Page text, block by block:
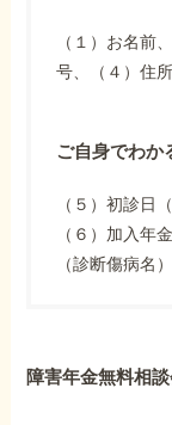
（１）お名前
号、（４）住所
ご自身でわか
（５）初診日
（６）加入年
（診断傷病名）
障害年金無料相